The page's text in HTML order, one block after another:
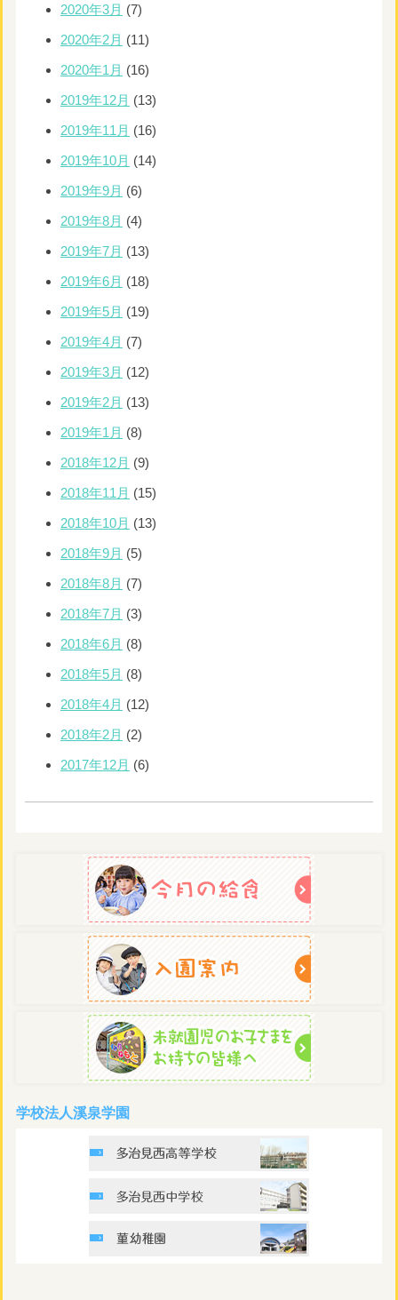
2020年3月 (7)
2020年2月 (11)
2020年1月 (16)
2019年12月 (13)
2019年11月 (16)
2019年10月 (14)
2019年9月 (6)
2019年8月 (4)
2019年7月 (13)
2019年6月 (18)
2019年5月 (19)
2019年4月 (7)
2019年3月 (12)
2019年2月 (13)
2019年1月 (8)
2018年12月 (9)
2018年11月 (15)
2018年10月 (13)
2018年9月 (5)
2018年8月 (7)
2018年7月 (3)
2018年6月 (8)
2018年5月 (8)
2018年4月 (12)
2018年2月 (2)
2017年12月 (6)
学校法人溪泉学園